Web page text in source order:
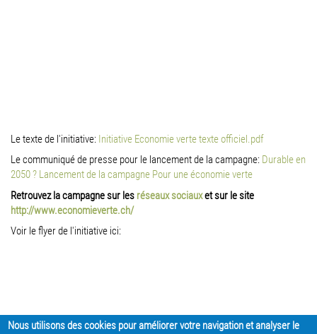
Le texte de l'initiative: Initiative Economie verte texte officiel.pdf
Le communiqué de presse pour le lancement de la campagne: Durable en
2050 ? Lancement de la campagne Pour une économie verte
Retrouvez la campagne sur les réseaux sociauxet sur le site
http://www.economieverte.ch/
Voir le flyer de l'initiative ici:
Nous utilisons des cookies pour améliorer votre navigation et analyser le